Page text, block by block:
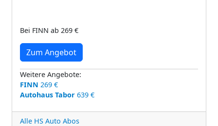
Bei FINN ab 269 €
Zum Angebot
Weitere Angebote:
FINN 269 €
Autohaus Tabor 639 €
Alle HS Auto Abos